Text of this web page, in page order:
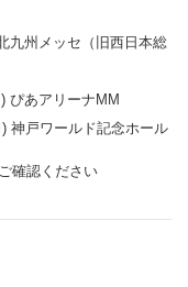
九州メッセ（旧西日本総
ぴあアリーナMM
) 神戸ワールド記念ホール
確認ください